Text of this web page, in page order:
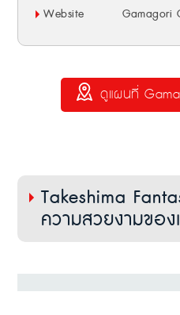
Website Gamagori
ดูแผนที่
Takeshima
ความสวยงามขอ